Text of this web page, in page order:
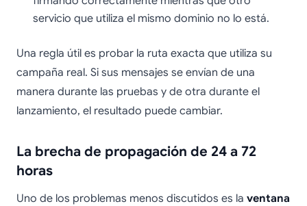
servicio que utiliza el mismo dominio no lo está.
Una regla útil es probar la ruta exacta que utiliza su
campaña real. Si sus mensajes se envían de una
manera durante las pruebas y de otra durante el
lanzamiento, el resultado puede cambiar.
La brecha de propagación de 24 a 72
horas
Uno de los problemas menos discutidos es la ventana